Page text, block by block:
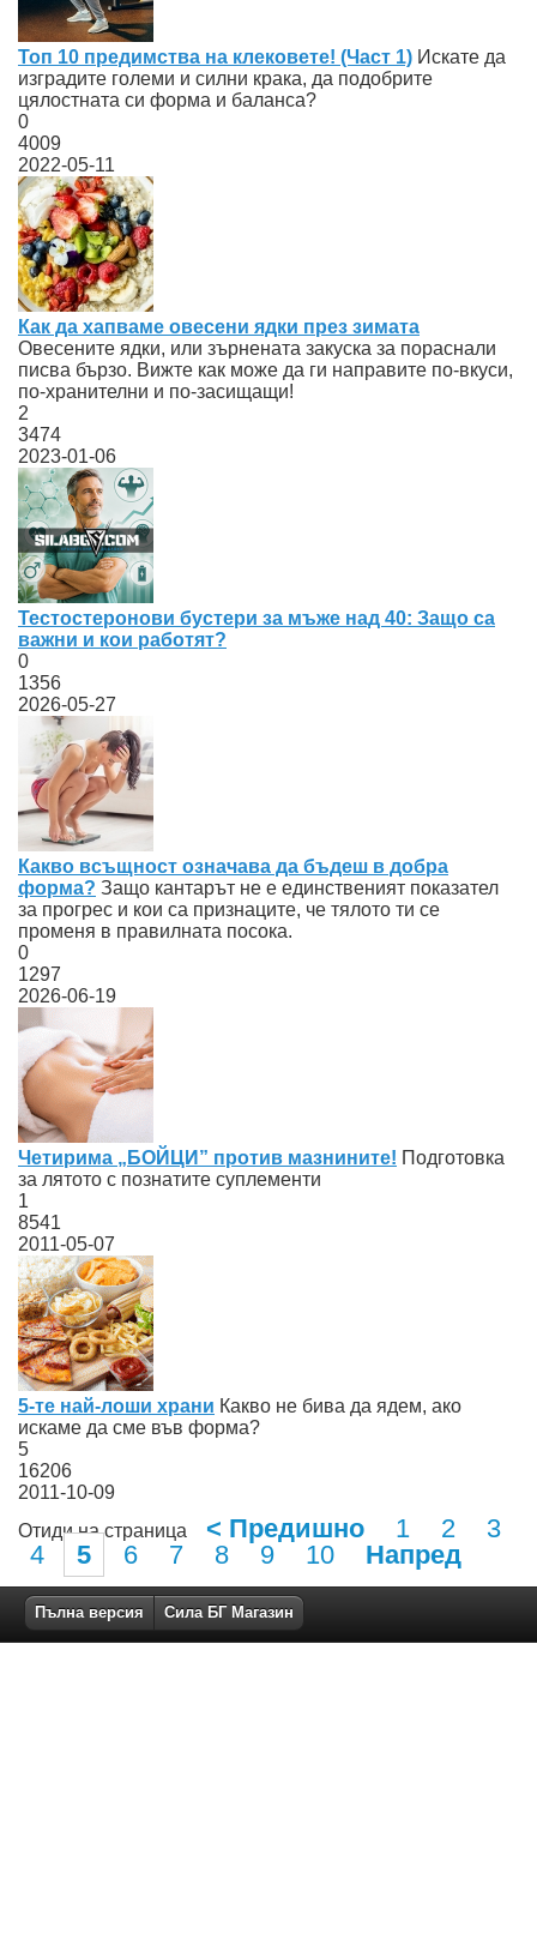
Топ 10 предимства на клековете! (Част 1) Искате да
изградите големи и силни крака, да подобрите
цялостната си форма и баланса?
0
4009
2022-05-11
Как да хапваме овесени ядки през зимата
Овесените ядки, или зърнената закуска за пораснали
писва бързо. Вижте как може да ги направите по-вкуси,
по-хранителни и по-засищащи!
2
3474
2023-01-06
Тестостеронови бустери за мъже над 40: Защо са
важни и кои работят?
0
1356
2026-05-27
Какво всъщност означава да бъдеш в добра
форма? Защо кантарът не е единственият показател
за прогрес и кои са признаците, че тялото ти се
променя в правилната посока.
0
1297
2026-06-19
Четирима „БОЙЦИ” против мазнините! Подготовка
за лятото с познатите суплементи
1
8541
2011-05-07
5-те най-лоши храни Какво не бива да ядем, ако
искаме да сме във форма?
5
16206
2011-10-09
Отиди на страница
< Предишно 1 2
3
4
5 6 7 8 9 10 Напред
Пълна версия Сила БГ Магазин